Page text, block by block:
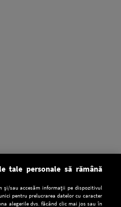
tale personale să rămână
și/sau accesăm informații pe dispozitivul
pentru prelucrarea datelor cu caracter
alegerile dvs. făcând clic mai jos sau în